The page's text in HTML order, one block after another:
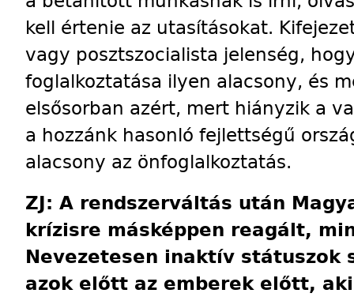
kell értenie az utasításokat.
vagy posztszocialista jelenség,
foglalkoztatása ilyen alacsony, és
elsősorban azért, mert hiányzik a
a hozzánk hasonló fejlettségű
alacsony az önfoglalkoztatás.
ZJ: A rendszerváltás után
krízisre másképpen reagált,
Nevezetesen inaktív státuszok
azok előtt az emberek előtt,